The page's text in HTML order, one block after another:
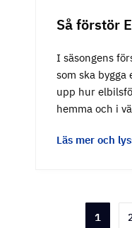
Så förstör
I säsongens
som ska
upp hur
hemma och i
Läs mer och
1